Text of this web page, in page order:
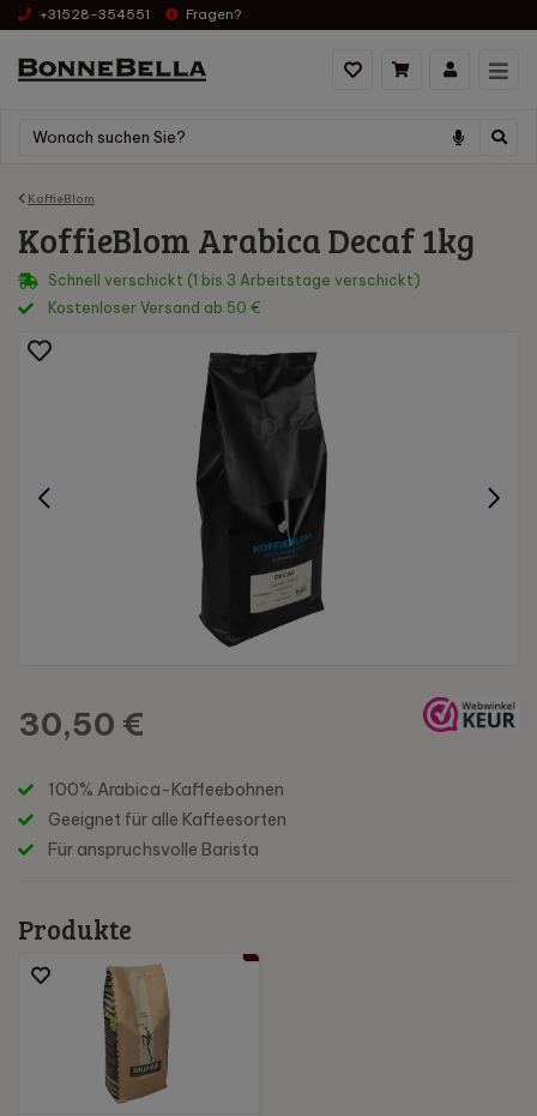
+31528-354551 Fragen?
KoffieBlom
KoffieBlom Arabica Decaf 1kg
100% Arabica-Kaffeebohnen
Geeignet für alle Kaffeesorten
Für anspruchsvolle Barista
30,50 €
Schnell verschickt (1 bis 3 Arbeitstage verschickt)
Kostenloser Versand ab 50 €
Produkte